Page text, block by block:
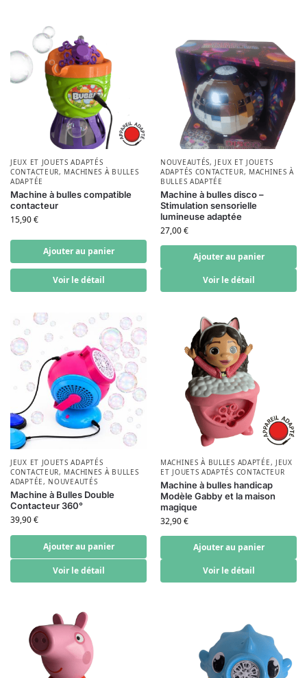
JEUX ET JOUETS ADAPTÉS
CONTACTEUR, MACHINES À BULLES
ADAPTÉE
Machine à bulles compatible
contacteur
15,90€
Ajouter au panier
Voir le détail
NOUVEAUTÉS, JEUX ET JOUETS
ADAPTÉS CONTACTEUR, MACHINES À
BULLES ADAPTÉE
Machine à bulles disco –
Stimulation sensorielle
lumineuse adaptée
27,00€
Ajouter au panier
Voir le détail
JEUX ET JOUETS ADAPTÉS
CONTACTEUR, MACHINES À BULLES
ADAPTÉE, NOUVEAUTÉS
Machine à Bulles Double
Contacteur 360°
39,90€
Ajouter au panier
Voir le détail
MACHINES À BULLES ADAPTÉE, JEUX
ET JOUETS ADAPTÉS CONTACTEUR
Machine à bulles handicap
Modèle Gabby et la maison
magique
32,90€
Ajouter au panier
Voir le détail